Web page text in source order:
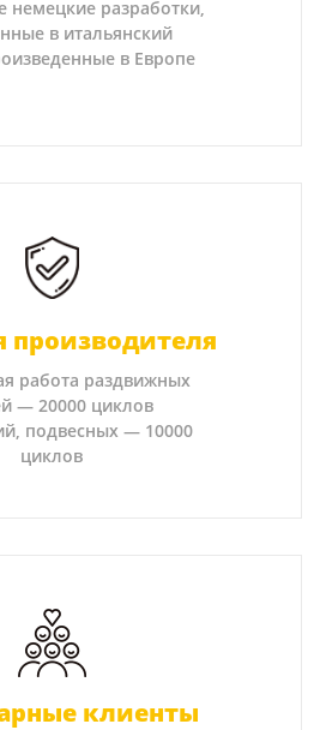
немецкие разработки,
в итальянский
в Европе
производителя
работа раздвижных
— 20000 циклов
подвесных — 10000
циклов
клиенты